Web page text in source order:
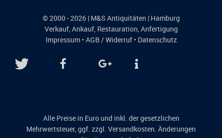
© 2000 - 2026 | M&S Antiquitäten | Hamburg
Verkauf,Ankauf, Restauration,Anfertigung
Impressum• AGB / Widerruf• Datenschutz
Alle Preise in Euro und inkl. der gesetzlichen
Mehrwertsteuer, ggf. zzgl. Versandkosten. Änderungen